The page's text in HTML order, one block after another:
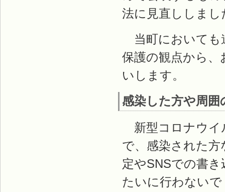
法に見直ししまし
当町においても
保護の観点から
いします。
感染した方や周
新型コロナウイ
で、感染された
定やSNSでの書
たいに行わない